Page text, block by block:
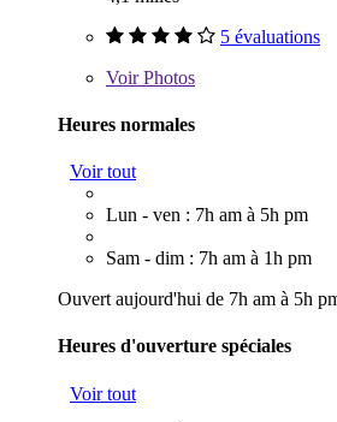
5 évaluations
VoirPhotos
Heures normales
Voir tout
Lun - ven : 7h am à 5h pm
Sam - dim : 7h am à 1h pm
Ouvert aujourd'hui de 7h am à 5h
Heures d'ouverture spéciales
Voir tout